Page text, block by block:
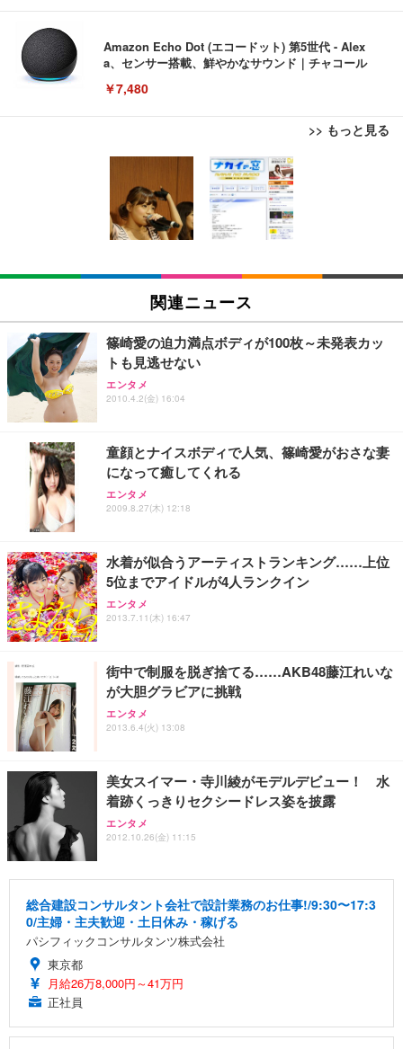
Amazon Echo Dot (エコードット) 第5世代 - Alex
a、センサー搭載、鮮やかなサウンド｜チャコール
￥7,480
>> もっと見る
[EdoErgo] オフィスチェア 椅子 テレワーク 疲れな
い 跳ね上げ式アームレスト コンパクト 約105度ロッ
キング pc 事務椅子 360度回転 座面昇降 強化ナイロ
ン樹脂ベース 通気性メッシュ 在宅ワーク H-WY01
(黒網+黒枠+黒足)
￥5,699
SIHOO B100 オフィスチェア／デスクチェア メッシ
ュチェア 人間工学 疲れない ブラック
￥27,999
Sezlife オフィスチェア デスクチェア 疲れない テレ
ワーク チェア 強化バックレスト 30度ロッキング機
能 人間工学 椅子 腰サポート 90度跳ね上げ式アーム
務用 おしゃれ パソコンチェア (ブラック)
Sezlife オフィスチェア デスクチェア 疲れない テレ
ワーク チェア 強化バックレスト 30度ロッキング機
能 人間工学 椅子 腰サポート 90度跳ね上げ式アーム
務用 おしゃれ パソコンチェア (ホワイト)
ANDWINT オフィスチェア デスクチェア 肘なし メ
ッシュ 通気性 ランバーサポート付き 腰サポート ガ
ス圧無段階昇降 360度回転 キャスター付き コンパク
EIZO ビジネス向けプレミアムモニター | FlexScan
EV3240X-WT | 31.5型4K UHD・USB Type-C・ホワ
イト
￥105,595
EIZO ビジネス向けプレミアムモニター | FlexScan
￥109,572
【純正品】27"ゲーミングモニター DualSense 充電
フック付き（CFI-ZDM1J）
【整備済み品】Dell E2724HS 27インチ 液晶モニタ
ー フルHD（1920×1080）VA 非光沢 HDMI/DisplayP
ort/VGA スピーカー内蔵 高さ調整 スイベル VESA対
【MiniLED/24.5inch/280Hz/FHD】GRAPHT THE S
HOOTER Gaming Monitor 24” Essential ゲーミン
グモニター QD 24.5インチ 1ms FHD 量子ドット 残
Amazonベーシック ペットシーツ 薄型 レギュラー 1
回使い捨て 無香料 ホワイト 300枚
￥3,373
Amazonベーシック ペットシーツ 厚型 ワイド 42枚
x2袋(84枚) ホワイト(吸収面:ライトブルー)
￥3,234
ネオ・ルーライフ ネオ・オムツ L 中型犬用 26枚入
り 単品
Smart Basic(スマートベーシック) 【Amazon.co.jp
限定】 Smart Basic アイリスオーヤマ ペットシーツ
超厚型 お徳用 ワイド 100枚入 (x 1) (ケース販売)
アイリスオーヤマ ペットシーツ 超厚型 お徳用 レギ
ュラー 200枚入【Amazon.co.jp限定】
関連ニュース
篠崎愛の迫力満点ボディが100枚～未発表カッ
トも見逃せない
エンタメ
2010.4.2(金) 16:04
童顔とナイスボディで人気、篠崎愛がおさな妻
になって癒してくれる
エンタメ
2009.8.27(木) 12:18
水着が似合うアーティストランキング……上位
5位までアイドルが4人ランクイン
エンタメ
2013.7.11(木) 16:47
街中で制服を脱ぎ捨てる……AKB48藤江れいな
が大胆グラビアに挑戦
エンタメ
2013.6.4(火) 13:08
美女スイマー・寺川綾がモデルデビュー！ 水
着跡くっきりセクシードレス姿を披露
エンタメ
2012.10.26(金) 11:15
総合建設コンサルタント会社で設計業務のお仕事!/9:30〜17:3
0/主婦・主夫歓迎・土日休み・稼げる
パシフィックコンサルタンツ株式会社
東京都
月給26万8,000円～41万円
正社員